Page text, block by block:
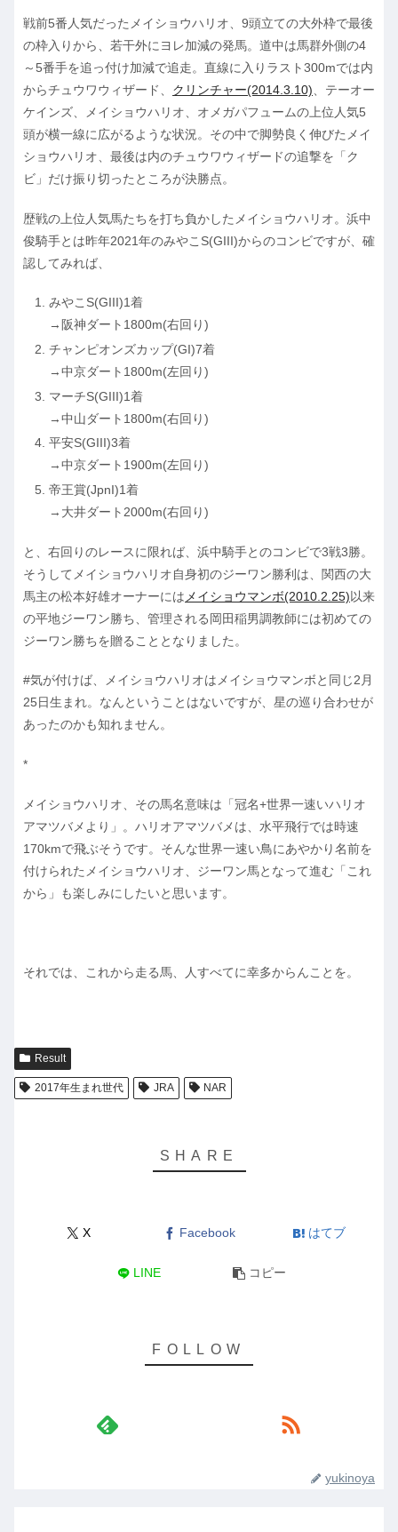
戦前5番人気だったメイショウハリオ、9頭立ての大外枠で最後
の枠入りから、若干外にヨレ加減の発馬。道中は馬群外側の4
～5番手を追っ付け加減で追走。直線に入りラスト300mでは内
からチュウワウィザード、 クリンチャー(2014.3.10) 、テーオー
ケインズ、メイショウハリオ、オメガパフュームの上位人気5
頭が横一線に広がるような状況。その中で脚勢良く伸びたメイ
ショウハリオ、最後は内のチュウワウィザードの追撃を「ク
ビ」だけ振り切ったところが決勝点。
歴戦の上位人気馬たちを打ち負かしたメイショウハリオ。浜中
俊騎手とは昨年2021年のみやこS(GIII)からのコンビですが、確
認してみれば、
みやこS(GIII)1着
→阪神ダート1800m(右回り)
チャンピオンズカップ(GI)7着
→中京ダート1800m(左回り)
マーチS(GIII)1着
→中山ダート1800m(右回り)
平安S(GIII)3着
→中京ダート1900m(左回り)
帝王賞(JpnI)1着
→大井ダート2000m(右回り)
と、右回りのレースに限れば、浜中騎手とのコンビで3戦3勝。
そうしてメイショウハリオ自身初のジーワン勝利は、関西の大
馬主の松本好雄オーナーには メイショウマンボ(2010.2.25)以来
の平地ジーワン勝ち、管理される岡田稲男調教師には初めての
ジーワン勝ちを贈ることとなりました。
#気が付けば、メイショウハリオはメイショウマンボと同じ2月
25日生まれ。なんということはないですが、星の巡り合わせが
あったのかも知れません。
*
メイショウハリオ、その馬名意味は「冠名+世界一速いハリオ
アマツバメより」。ハリオアマツバメは、水平飛行では時速
170kmで飛ぶそうです。そんな世界一速い鳥にあやかり名前を
付けられたメイショウハリオ、ジーワン馬となって進む「これ
から」も楽しみにしたいと思います。
それでは、これから走る馬、人すべてに幸多からんことを。
Result
2017年生まれ世代 JRA NAR
X Facebook はてブ
LINE コピー
yukinoya